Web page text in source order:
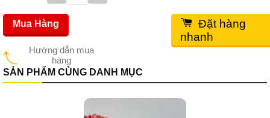
Hướng dẫn mua
hàng
Mua Hàng
Đặt hàng
nhanh
SẢN PHẨM CÙNG DANH MỤC